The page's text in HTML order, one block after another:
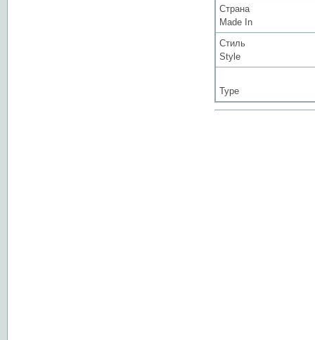
Страна
Made In
Стиль
Style
Type